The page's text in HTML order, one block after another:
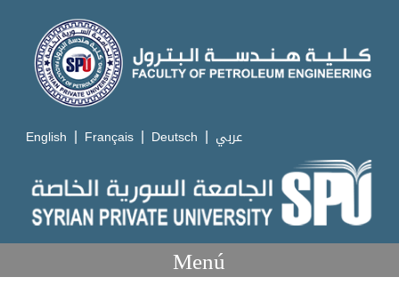
English | Français | Deutsch | عربي
Menú